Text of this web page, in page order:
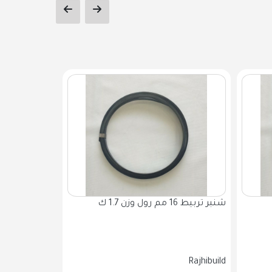
شنبر تربيط 16 مم رول وزن 1.7 ك
Rajhibuild